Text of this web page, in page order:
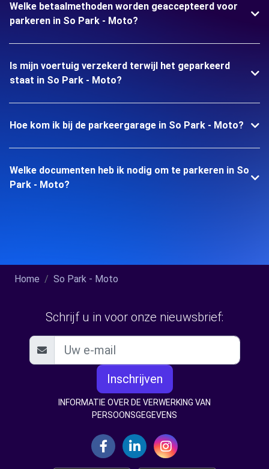
Welke betaalmethoden worden geaccepteerd voor
parkeren in So Park - Moto?
Is mijn voertuig verzekerd terwijl het geparkeerd
staat in So Park - Moto?
Hoe kom ik bij de parkeergarage in So Park - Moto?
Welke documenten heb ik nodig om te parkeren in So
Park - Moto?
Home So Park - Moto
Schrijf u in voor onze nieuwsbrief:
Inschrijven
INFORMATIE OVER DE VERWERKING VAN
PERSOONSGEGEVENS